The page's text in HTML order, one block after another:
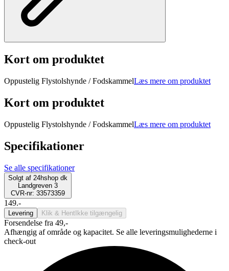
Kort om produktet
Oppustelig Flystolshynde / FodskammelLæs mere om produktet
Kort om produktet
Oppustelig Flystolshynde / FodskammelLæs mere om produktet
Specifikationer
Se alle specifikationer
Solgt af 24hshop dk
Landgreven 3
CVR-nr: 33573359
149.-
Levering Klik & Hent Ikke tilgængelig
Forsendelse fra 49,-
Afhængig af område og kapacitet. Se alle leveringsmulighederne i
check-out